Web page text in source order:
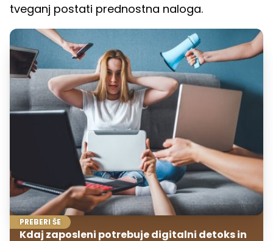
tveganj postati prednostna naloga.
PREBERI ŠE
Kdaj zaposleni potrebuje digitalni detoks in